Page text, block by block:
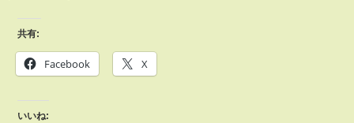
共有:
Facebook X
いいね: